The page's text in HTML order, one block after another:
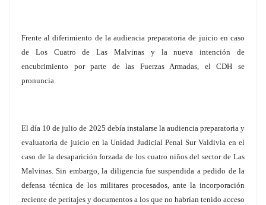
Frente al diferimiento de la audiencia preparatoria de juicio en caso
de Los Cuatro de Las Malvinas y la nueva intención de
encubrimiento por parte de las Fuerzas Armadas, el CDH se
pronuncia.
El día 10 de julio de 2025 debía instalarse la audiencia preparatoria y
evaluatoria de juicio en la Unidad Judicial Penal Sur Valdivia en el
caso de la desaparición forzada de los cuatro niños del sector de Las
Malvinas. Sin embargo, la diligencia fue suspendida a pedido de la
defensa técnica de los militares procesados, ante la incorporación
reciente de peritajes y documentos a los que no habrían tenido acceso